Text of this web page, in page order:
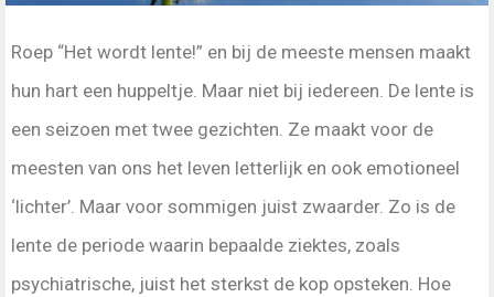
Roep “Het wordt lente!” en bij de meeste mensen maakt
hun hart een huppeltje. Maar niet bij iedereen. De lente is
een seizoen met twee gezichten. Ze maakt voor de
meesten van ons het leven letterlijk en ook emotioneel
‘lichter’. Maar voor sommigen juist zwaarder. Zo is de
lente de periode waarin bepaalde ziektes, zoals
psychiatrische, juist het sterkst de kop opsteken. Hoe